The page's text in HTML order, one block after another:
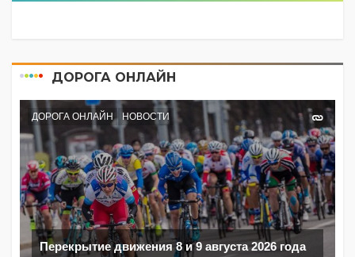
ДОРОГА ОНЛАЙН
ДОРОГА ОНЛАЙН НОВОСТИ
Перекрытие движения 8 и 9 августа 2026 года